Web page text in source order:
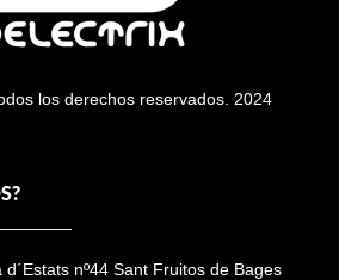
los derechos reservados. 2024
d´Estats nº44 Sant Fruitos de Bages